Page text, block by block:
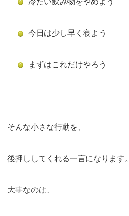
冷たい飲み物をやめよう
今日は少し早く寝よう
まずはこれだけやろう
そんな小さな行動を、
後押ししてくれる一言になります。
大事なのは、